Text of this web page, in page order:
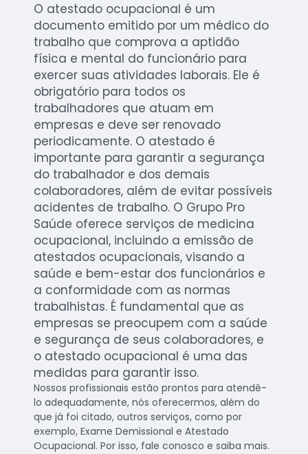
O atestado ocupacional é um
documento emitido por um médico do
trabalho que comprova a aptidão
física e mental do funcionário para
exercer suas atividades laborais. Ele é
obrigatório para todos os
trabalhadores que atuam em
empresas e deve ser renovado
periodicamente. O atestado é
importante para garantir a segurança
do trabalhador e dos demais
colaboradores, além de evitar possíveis
acidentes de trabalho. O Grupo Pro
Saúde oferece serviços de medicina
ocupacional, incluindo a emissão de
atestados ocupacionais, visando a
saúde e bem-estar dos funcionários e
a conformidade com as normas
trabalhistas. É fundamental que as
empresas se preocupem com a saúde
e segurança de seus colaboradores, e
o atestado ocupacional é uma das
medidas para garantir isso.
Nossos profissionais estão prontos para atendê-
lo adequadamente, nós oferecermos, além do
que já foi citado, outros serviços, como por
exemplo, Exame Demissional e Atestado
Ocupacional. Por isso, fale conosco e saiba mais.